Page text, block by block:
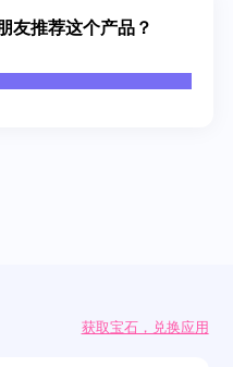
友推荐这个产品？
获取宝石，兑换应用